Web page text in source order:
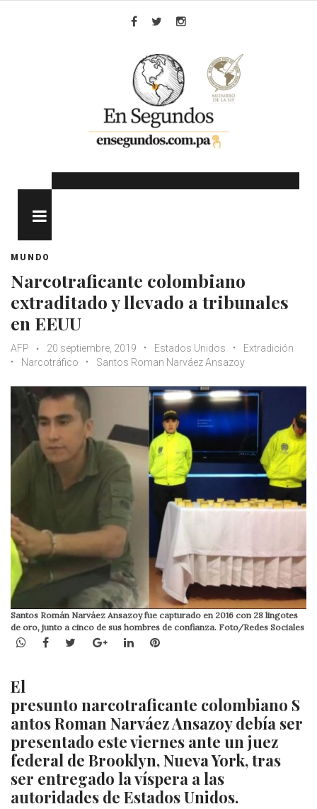
MUNDO
Narcotraficante colombiano
extraditado y llevado a tribunales
en EEUU
AFP 20 septiembre, 2019 Estados Unidos
Extradición
Narcotráfico
Santos Roman Narváez Ansazoy
Santos Román Narváez Ansazoy fue capturado en 2016 con 28 lingotes
de oro, junto a cinco de sus hombres de confianza. Foto/Redes Sociales
WhatsApp
Facebook
TwitterGoogle+LinkedInPinterest
El
presunto narcotraficante colombiano S
antos Roman Narváez Ansazoy debía ser
presentado este viernes ante un juez
federal de Brooklyn, Nueva York, tras
ser entregado la víspera a las
autoridades de Estados Unidos.